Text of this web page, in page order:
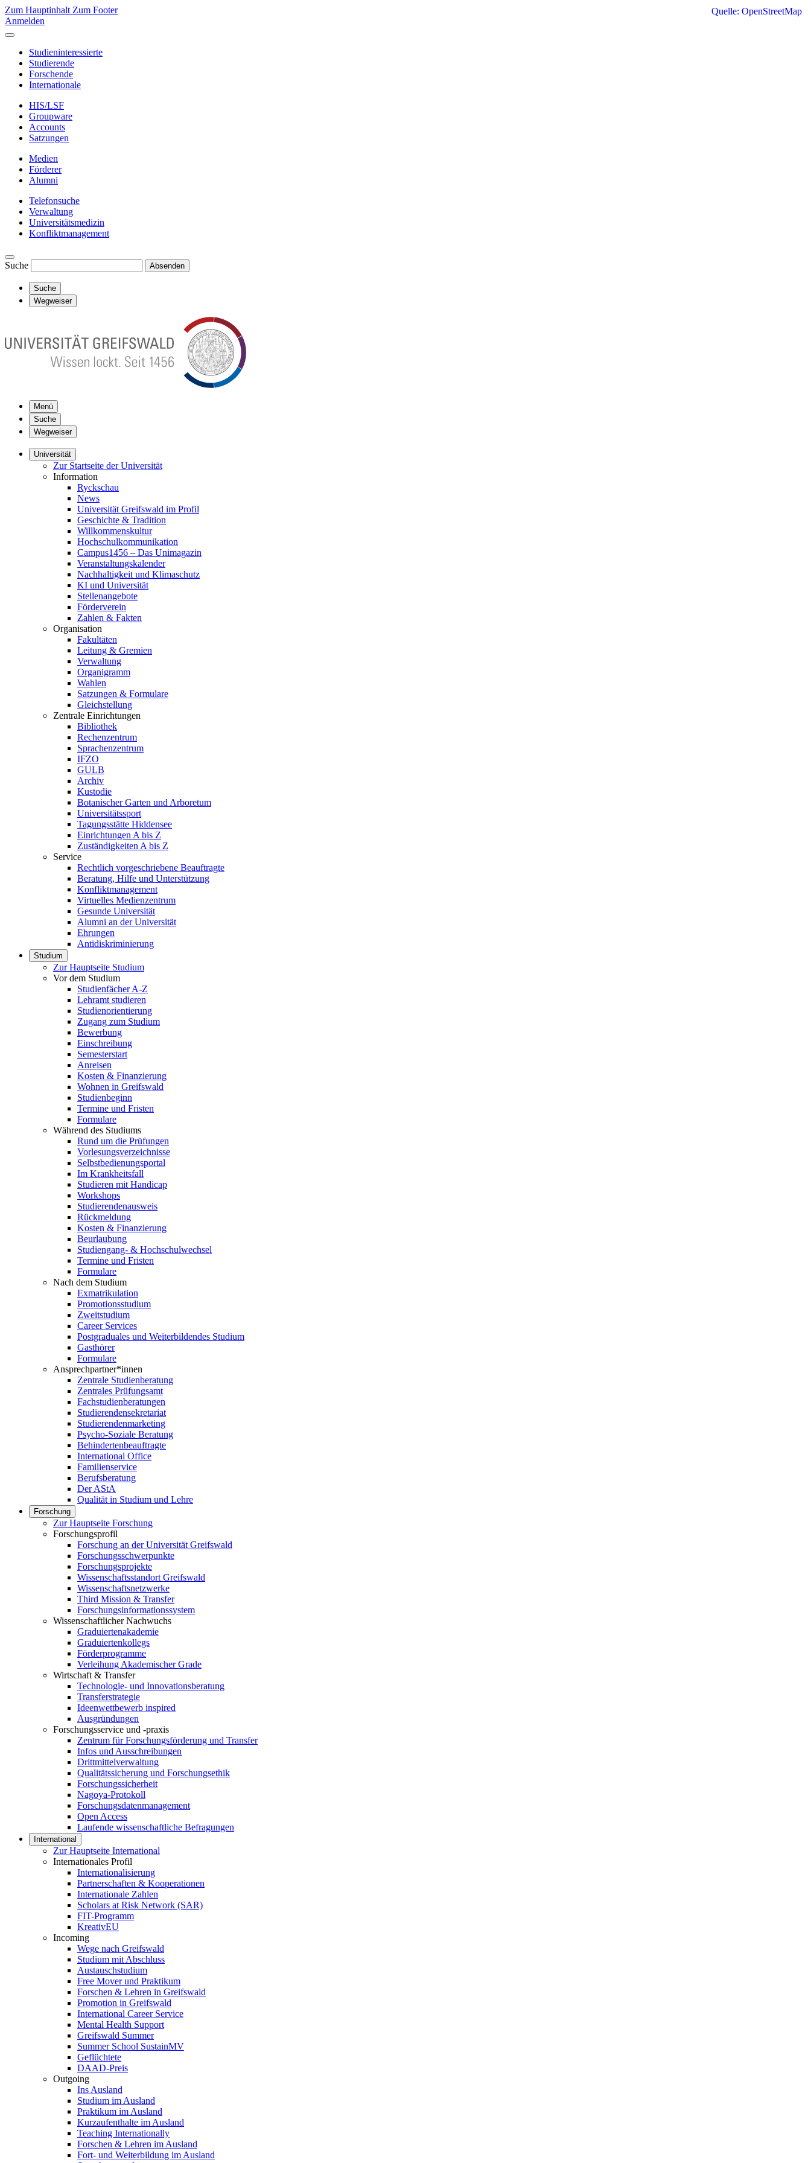
Zum Hauptinhalt Zum Footer
Anmelden
Studieninteressierte
Studierende
Forschende
Internationale
HIS/LSF
Groupware
Accounts
Satzungen
Medien
Förderer
Alumni
Telefonsuche
Verwaltung
Universitätsmedizin
Konfliktmanagement
Suche Absenden
Suche
Wegweiser
Menü
Suche
Wegweiser
Universität
Zur Startseite der Universität
Information
Ryckschau
News
Universität Greifswald im Profil
Geschichte & Tradition
Willkommenskultur
Hochschulkommunikation
Campus1456 – Das Unimagazin
Veranstaltungskalender
Nachhaltigkeit und Klimaschutz
KI und Universität
Stellenangebote
Förderverein
Zahlen & Fakten
Organisation
Fakultäten
Leitung & Gremien
Verwaltung
Organigramm
Wahlen
Satzungen & Formulare
Gleichstellung
Zentrale Einrichtungen
Bibliothek
Rechenzentrum
Sprachenzentrum
IFZO
GULB
Archiv
Kustodie
Botanischer Garten und Arboretum
Universitätssport
Tagungsstätte Hiddensee
Einrichtungen A bis Z
Zuständigkeiten A bis Z
Service
Rechtlich vorgeschriebene Beauftragte
Beratung, Hilfe und Unterstützung
Konfliktmanagement
Virtuelles Medienzentrum
Gesunde Universität
Alumni an der Universität
Ehrungen
Antidiskriminierung
Studium
Zur Hauptseite Studium
Vor dem Studium
Studienfächer A-Z
Lehramt studieren
Studienorientierung
Zugang zum Studium
Bewerbung
Einschreibung
Semesterstart
Anreisen
Kosten & Finanzierung
Wohnen in Greifswald
Studienbeginn
Termine und Fristen
Formulare
Während des Studiums
Rund um die Prüfungen
Vorlesungsverzeichnisse
Selbstbedienungsportal
Im Krankheitsfall
Studieren mit Handicap
Workshops
Studierendenausweis
Rückmeldung
Kosten & Finanzierung
Beurlaubung
Studiengang- & Hochschulwechsel
Termine und Fristen
Formulare
Nach dem Studium
Exmatrikulation
Promotionsstudium
Zweitstudium
Career Services
Postgraduales und Weiterbildendes Studium
Gasthörer
Formulare
Ansprechpartner*innen
Zentrale Studienberatung
Zentrales Prüfungsamt
Fachstudienberatungen
Studierendensekretariat
Studierendenmarketing
Psycho-Soziale Beratung
Behindertenbeauftragte
International Office
Familienservice
Berufsberatung
Der AStA
Qualität in Studium und Lehre
Forschung
Zur Hauptseite Forschung
Forschungsprofil
Forschung an der Universität Greifswald
Forschungsschwerpunkte
Forschungsprojekte
Wissenschaftsstandort Greifswald
Wissenschaftsnetzwerke
Third Mission & Transfer
Forschungsinformationssystem
Wissenschaftlicher Nachwuchs
Graduiertenakademie
Graduiertenkollegs
Förderprogramme
Verleihung Akademischer Grade
Wirtschaft & Transfer
Technologie- und Innovationsberatung
Transferstrategie
Ideenwettbewerb inspired
Ausgründungen
Forschungsservice und -praxis
Zentrum für Forschungsförderung und Transfer
Infos und Ausschreibungen
Drittmittelverwaltung
Qualitätssicherung und Forschungsethik
Forschungssicherheit
Nagoya-Protokoll
Forschungsdatenmanagement
Open Access
Laufende wissenschaftliche Befragungen
International
Zur Hauptseite International
Internationales Profil
Internationalisierung
Partnerschaften & Kooperationen
Internationale Zahlen
Scholars at Risk Network (SAR)
FIT-Programm
KreativEU
Incoming
Wege nach Greifswald
Studium mit Abschluss
Austauschstudium
Free Mover und Praktikum
Forschen & Lehren in Greifswald
Promotion in Greifswald
International Career Service
Mental Health Support
Greifswald Summer
Summer School SustainMV
Geflüchtete
DAAD-Preis
Outgoing
Ins Ausland
Studium im Ausland
Praktikum im Ausland
Kurzaufenthalte im Ausland
Teaching Internationally
Forschen & Lehren im Ausland
Fort- und Weiterbildung im Ausland
Quelle: OpenStreetMap